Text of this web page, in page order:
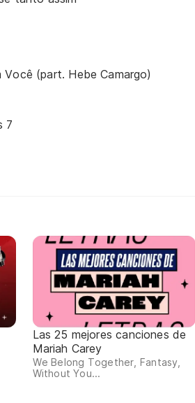
Você (part. Hebe Camargo)
7
Las 25 mejores canciones de
Mariah Carey
We Belong Together, Fantasy,
Without You...